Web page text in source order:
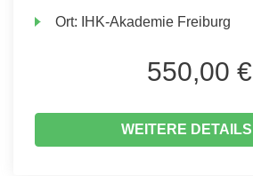
Ort: IHK-Akademie Freiburg
550,00 €
WEITERE DETAILS